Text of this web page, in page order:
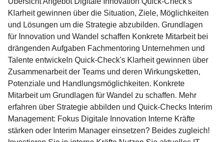
Klarheit gewinnen über die Situation, Ziele, Möglichkeiten
und Lösungen um die Strategie abzubilden. Grundlagen
für Innovation und Wandel schaffen Konkrete Mitarbeit bei
drängenden Aufgaben Fachmentoring Unternehmen und
Talente entwickeln Quick-Check's Klarheit gewinnen über
Zusammenarbeit der Teams und deren Wirkungsketten,
Potenziale und Handlungsmöglichkeiten. Konkrete
Mitarbeit um Grundlagen für Wandel zu schaffen. Mehr
erfahren über Strategie abbilden und Quick-Checks Interim
Management: Fokus Digitale Innovation Interne Kräfte
stärken oder Interim Manager einsetzen? Beides zugleich!